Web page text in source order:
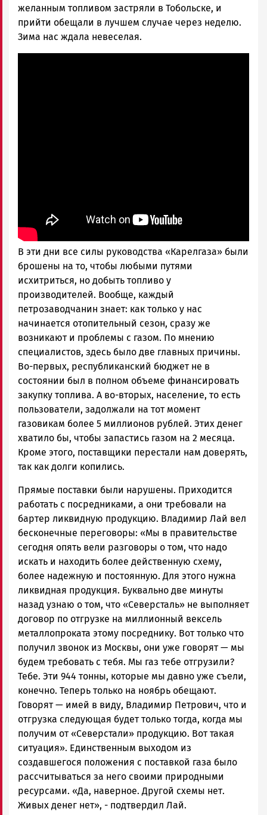
желанным топливом застряли в Тобольске, и
прийти обещали в лучшем случае через неделю.
Зима нас ждала невеселая.
В эти дни все силы руководства «Карелгаза» были
брошены на то, чтобы любыми путями
исхитриться, но добыть топливо у
производителей. Вообще, каждый
петрозаводчанин знает: как только у нас
начинается отопительный сезон, сразу же
возникают и проблемы с газом. По мнению
специалистов, здесь было две главных причины.
Во-первых, республиканский бюджет не в
состоянии был в полном объеме финансировать
закупку топлива. А во-вторых, население, то есть
пользователи, задолжали на тот момент
газовикам более 5 миллионов рублей. Этих денег
хватило бы, чтобы запастись газом на 2 месяца.
Кроме этого, поставщики перестали нам доверять,
так как долги копились.
Прямые поставки были нарушены. Приходится
работать с посредниками, а они требовали на
бартер ликвидную продукцию. Владимир Лай вел
бесконечные переговоры: «Мы в правительстве
сегодня опять вели разговоры о том, что надо
искать и находить более действенную схему,
более надежную и постоянную. Для этого нужна
ликвидная продукция. Буквально две минуты
назад узнаю о том, что «Северсталь» не выполняет
договор по отгрузке на миллионный вексель
металлопроката этому посреднику. Вот только что
получил звонок из Москвы, они уже говорят — мы
будем требовать с тебя. Мы газ тебе отгрузили?
Тебе. Эти 944 тонны, которые мы давно уже съели,
конечно. Теперь только на ноябрь обещают.
Говорят — имей в виду, Владимир Петрович, что и
отгрузка следующая будет только тогда, когда мы
получим от «Северстали» продукцию. Вот такая
ситуация». Единственным выходом из
создавшегося положения с поставкой газа было
рассчитываться за него своими природными
ресурсами. «Да, наверное. Другой схемы нет.
Живых денег нет», - подтвердил Лай.